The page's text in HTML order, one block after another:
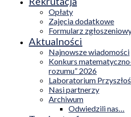
Opłaty
Zajęcia dodatkowe
Formularz
Aktualności
Najnowsze wiadomości
Konkurs
rozumu” 2026
Laboratorium
Nasi partnerzy
Archiwum
Odwiedzili nas…